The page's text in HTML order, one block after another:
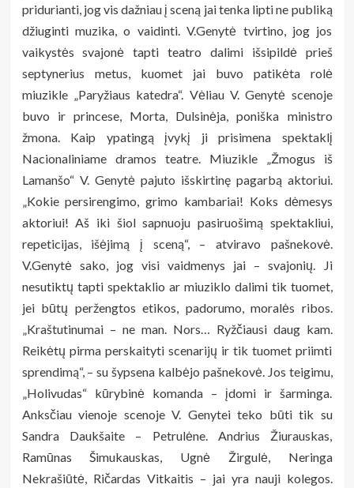
pridurianti, jog vis dažniau į sceną jai tenka lipti ne publiką
džiuginti muzika, o vaidinti. V.Genytė tvirtino, jog jos
vaikystės svajonė tapti teatro dalimi išsipildė prieš
septynerius metus, kuomet jai buvo patikėta rolė
miuzikle „Paryžiaus katedra“. Vėliau V. Genytė scenoje
buvo ir princese, Morta, Dulsinėja, poniška ministro
žmona. Kaip ypatingą įvykį ji prisimena spektaklį
Nacionaliniame dramos teatre. Miuzikle „Žmogus iš
Lamanšo“ V. Genytė pajuto išskirtinę pagarbą aktoriui.
„Kokie persirengimo, grimo kambariai! Koks dėmesys
aktoriui! Aš iki šiol sapnuoju pasiruošimą spektakliui,
repeticijas, išėjimą į sceną“, – atviravo pašnekovė.
V.Genytė sako, jog visi vaidmenys jai – svajonių. Ji
nesutiktų tapti spektaklio ar miuziklo dalimi tik tuomet,
jei būtų peržengtos etikos, padorumo, moralės ribos.
„Kraštutinumai – ne man. Nors… Ryžčiausi daug kam.
Reikėtų pirma perskaityti scenarijų ir tik tuomet priimti
sprendimą“, – su šypsena kalbėjo pašnekovė. Jos teigimu,
„Holivudas“ kūrybinė komanda – įdomi ir šarminga.
Anksčiau vienoje scenoje V. Genytei teko būti tik su
Sandra Daukšaite – Petrulėne. Andrius Žiurauskas,
Ramūnas Šimukauskas, Ugnė Žirgulė, Neringa
Nekrašiūtė, Ričardas Vitkaitis – jai yra nauji kolegos.